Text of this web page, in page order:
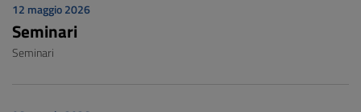
12 maggio 2026
Seminari
Seminari